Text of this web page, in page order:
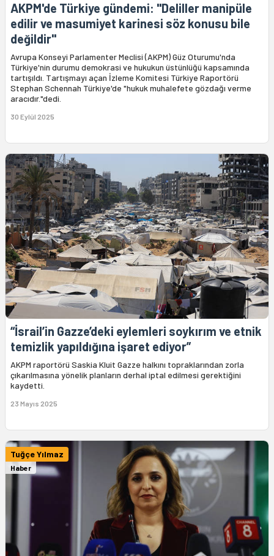
AKPM'de Türkiye gündemi: "Deliller manipüle
edilir ve masumiyet karinesi söz konusu bile
değildir"
Avrupa Konseyi Parlamenter Meclisi (AKPM) Güz Oturumu'nda
Türkiye'nin durumu demokrasi ve hukukun üstünlüğü kapsamında
tartışıldı. Tartışmayı açan İzleme Komitesi Türkiye Raportörü
Stephan Schennah Türkiye'de "hukuk muhalefete gözdağı verme
aracıdır."dedi.
30 Eylül 2025
“İsrail’in Gazze’deki eylemleri soykırım ve etnik
temizlik yapıldığına işaret ediyor”
AKPM raportörü Saskia Kluit Gazze halkını topraklarından zorla
çıkarılmasına yönelik planların derhal iptal edilmesi gerektiğini
kaydetti.
23 Mayıs 2025
Tuğçe Yılmaz
Haber